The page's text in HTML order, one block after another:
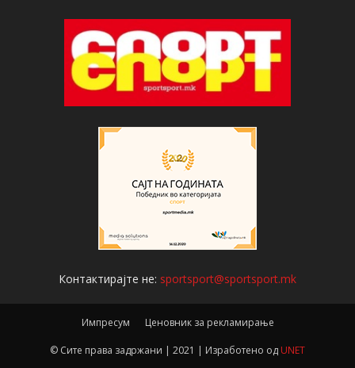
Контактирајте не: sportsport@sportsport.mk
Импресум Ценовник за рекламирање
© Сите права задржани | 2021 | Изработено од UNET